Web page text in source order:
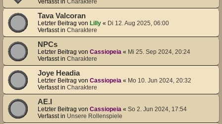
Tava Valcoran
Letzter Beitrag von Lilly « Di 12. Aug 2025, 06:00
Verfasst in Charaktere
NPCs
Letzter Beitrag von Cassiopeia « Mi 25. Sep 2024, 20:24
Verfasst in Charaktere
Joye Headia
Letzter Beitrag von Cassiopeia « Mo 10. Jun 2024, 20:32
Verfasst in Charaktere
AE.I
Letzter Beitrag von Cassiopeia « So 2. Jun 2024, 17:54
Verfasst in Unsere Rollenspiele